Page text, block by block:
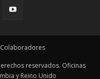
Colaboradores
reservados. Oficinas
y Reino Unido